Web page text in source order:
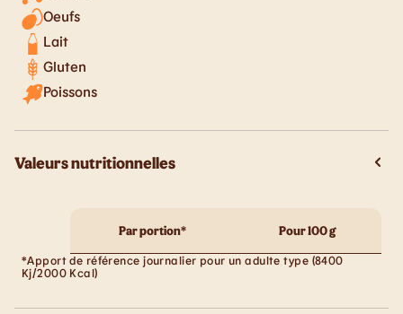
Oeufs
Lait
Gluten
Poissons
Valeurs nutritionnelles
Par portion* Pour 100 g
*Apport de référence journalier pour un adulte type (8400
Kj/2000 Kcal)